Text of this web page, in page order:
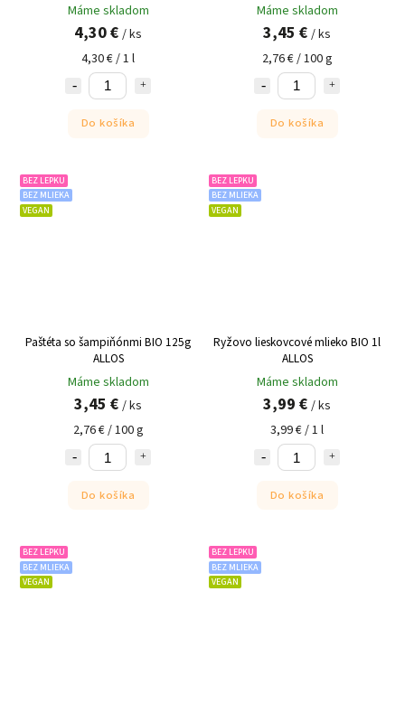
Máme skladom
4,30 € / ks
4,30 € / 1 l
Do košíka
Máme skladom
3,45 € / ks
2,76 € / 100 g
Do košíka
BEZ LEPKU
BEZ MLIEKA
VEGAN
Paštéta so šampiňónmi BIO 125g
ALLOS
Máme skladom
3,45 € / ks
2,76 € / 100 g
Do košíka
BEZ LEPKU
BEZ MLIEKA
VEGAN
Ryžovo lieskovcové mlieko BIO 1l
ALLOS
Máme skladom
3,99 € / ks
3,99 € / 1 l
Do košíka
BEZ LEPKU
BEZ MLIEKA
VEGAN
BEZ LEPKU
BEZ MLIEKA
VEGAN